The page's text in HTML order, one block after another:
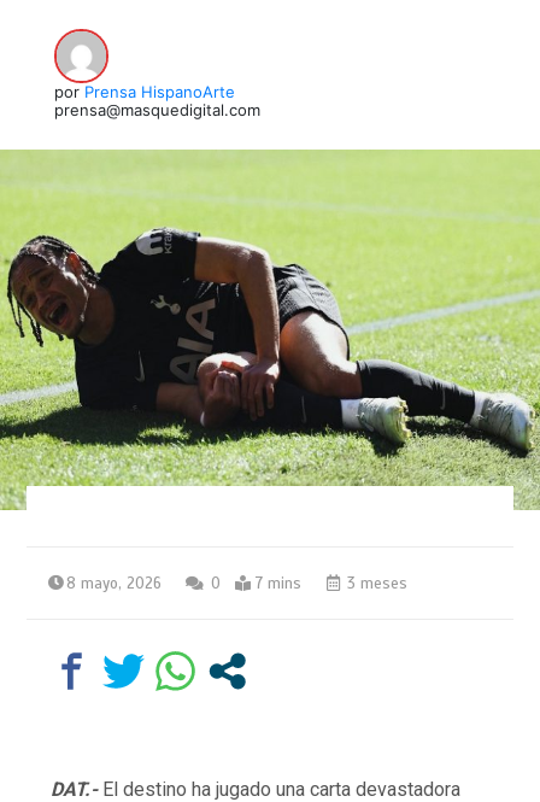
por Prensa HispanoArte
prensa@masquedigital.com
8 mayo, 2026 0 7 mins 3 meses
DAT.-El destino ha jugado una carta devastadora